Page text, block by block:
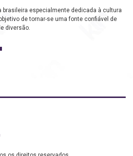
brasileira especialmente dedicada à cultura
de tornar-se uma fonte confiável de
diversão.